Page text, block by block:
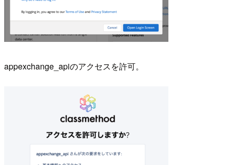
appexchange_apiのアクセスを許可。